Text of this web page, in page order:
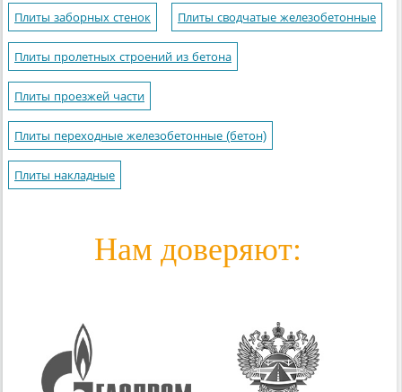
Плиты заборных стенок Плиты сводчатые железобетонные
Плиты пролетных строений из бетона
Плиты проезжей части
Плиты переходные железобетонные (бетон)
Плиты накладные
Нам доверяют: